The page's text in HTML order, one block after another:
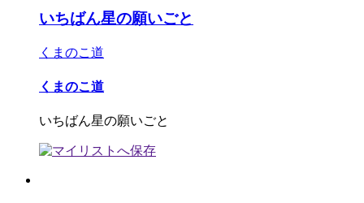
いちばん星の願いごと
くまのこ道
くまのこ道
いちばん星の願いごと